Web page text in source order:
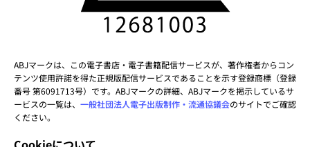
ABJマークは、この電子書店・電子書籍配信サービスが、著作権者からコン
テンツ使用許諾を得た正規版配信サービスであることを示す登録商標（登録
番号 第6091713号）です。ABJマークの詳細、ABJマークを掲示しているサ
ービスの一覧は、 一般社団法人電子出版制作・流通協議会のサイトでご確認
ください。